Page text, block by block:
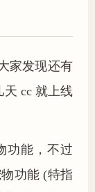
家发现还有
天 cc 就上线
功能，不过
功能 (特指